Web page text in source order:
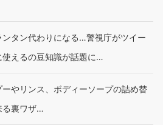
ンタン代わりになる…警視庁がツイー
使えるの豆知識が話題に…
やリンス、ボディーソープの詰め替
る裏ワザ…